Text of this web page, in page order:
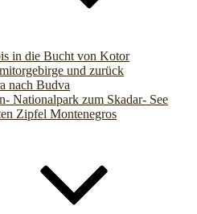
in die Bucht von Kotor
und zurück
nach Budva
Nationalpark zum Skadar- See
Zipfel Montenegros